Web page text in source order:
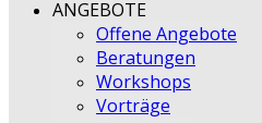
ANGEBOTE
Offene Angebote
Beratungen
Workshops
Vorträge